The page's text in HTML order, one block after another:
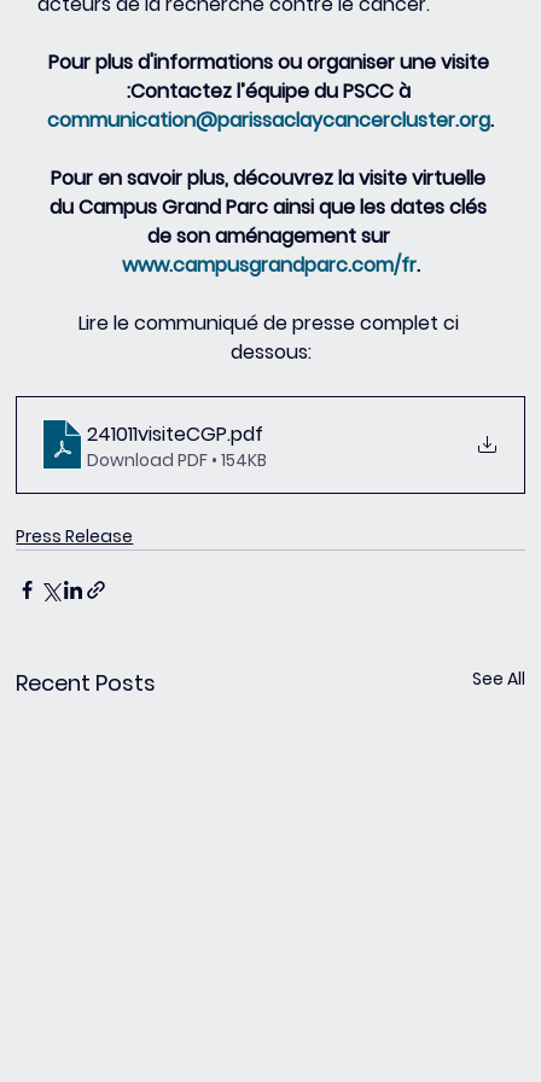
Pour plus d'informations ou organiser une visite
:Contactez l’équipe du PSCC à
communication@parissaclaycancercluster.org.
Pour en savoir plus, découvrez la visite virtuelle
du Campus Grand Parc ainsi que les dates clés
de son aménagement sur
www.campusgrandparc.com/fr.
Lire le communiqué de presse complet ci
dessous:
241011visiteCGP.pdf
Download PDF • 154KB
Press Release
Recent Posts See All